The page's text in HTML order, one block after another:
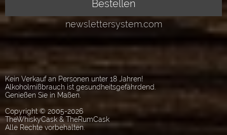
Kein Verkauf an Personen unter 18 Jahren!
Alkoholmißbrauch ist gesundheitsgefährdend.
Genießen Sie in Maßen.
Copyright © 2005-2026
TheWhiskyCask & TheRumCask
Alle Rechte vorbehalten.